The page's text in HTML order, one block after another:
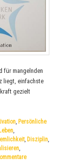
für mangelnden
liegt, einfachste
gezielt
, Persönliche
,
, Disziplin,
,